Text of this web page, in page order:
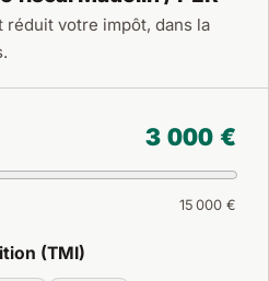
réduit votre impôt, dans la
3 000 €
15 000 €
(TMI)